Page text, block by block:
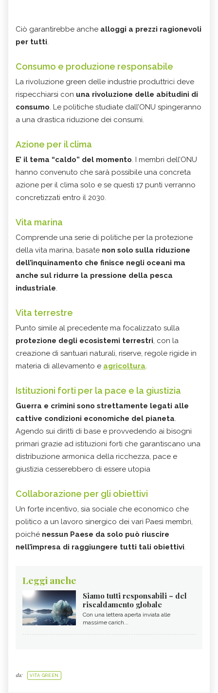
Ciò garantirebbe anche alloggi a prezzi ragionevoli
per tutti.
Consumo e produzione responsabile
La rivoluzione green delle industrie produttrici deve
rispecchiarsi con una rivoluzione delle abitudini di
consumo. Le politiche studiate dall’ONU spingeranno
a una drastica riduzione dei consumi.
Azione per il clima
E’ il tema “caldo” del momento. I membri dell’ONU
hanno convenuto che sarà possibile una concreta
azione per il clima solo e se questi 17 punti verranno
concretizzati entro il 2030.
Vita marina
Comprende una serie di politiche per la protezione
della vita marina, basate non solo sulla riduzione
dell’inquinamento che finisce negli oceani ma
anche sul ridurre la pressione della pesca
industriale.
Vita terrestre
Punto simile al precedente ma focalizzato sulla
protezione degli ecosistemi terrestri, con la
creazione di santuari naturali, riserve, regole rigide in
materia di allevamento e agricoltura.
Istituzioni forti per la pace e la giustizia
Guerra e crimini sono strettamente legati alle
cattive condizioni economiche del pianeta.
Agendo sui diritti di base e provvedendo ai bisogni
primari grazie ad istituzioni forti che garantiscano una
distribuzione armonica della ricchezza, pace e
giustizia cesserebbero di essere utopia
Collaborazione per gli obiettivi
Un forte incentivo, sia sociale che economico che
politico a un lavoro sinergico dei vari Paesi membri,
poiché nessun Paese da solo può riuscire
nell’impresa di raggiungere tutti tali obiettivi.
Leggi anche
Siamo tutti responsabili – del
riscaldamento globale
Con una lettera aperta inviata alle
massime carich...
da: VITA GREEN